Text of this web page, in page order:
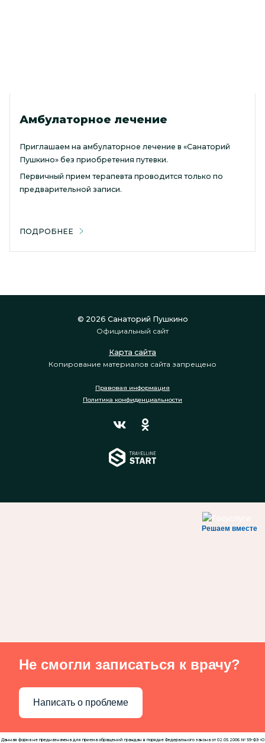
Амбулаторное лечение
Приглашаем на амбулаторное лечение в «Санаторий
Пушкино» без приобретения путевки.
Первичный прием терапевта проводится только по
предварительной записи.
ПОДРОБНЕЕ
© 2026 Санаторий Пушкино
Официальный сайт
Карта сайта
Копирование материалов сайта запрещено
Правовая информация
Политика конфиденциальности
Решаем вместе
Не смогли записаться к врачу?
Написать о проблеме
Данная форма не предназначена для приема обращений граждан в порядке Федерального закона от 02.05.2006 № 59-ФЗ «О